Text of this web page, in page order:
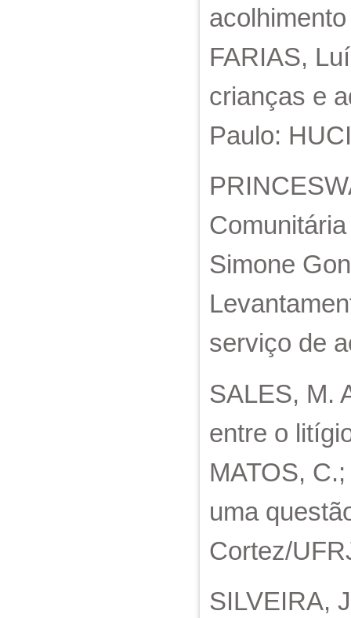
FARIAS,
crianças e
Paulo:
Simone
serviço de
SALES, M.
entre o
MATOS,
uma
Cortez/
SILVEIRA,